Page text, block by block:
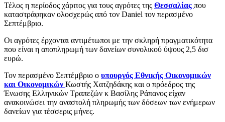
Τέλος η περίοδος χάριτος για τους αγρότες της Θεσσαλίας που
καταστράφηκαν ολοσχερώς από τον Daniel τον περασμένο
Σεπτέμβριο.
Οι αγρότες έρχονται αντιμέτωποι με την σκληρή πραγματικότητα
που είναι η αποπληρωμή των δανείων συνολικού ύψους 2,5 δισ
ευρώ.
Τον περασμένο Σεπτέμβριο ο υπουργός Εθνικής Οικονομικών
και Οικονομικών Κωστής Χατζηδάκης και ο πρόεδρος της
Ένωσης Ελληνικών Τραπεζών κ Βασίλης Ράπανος είχαν
ανακοινώσει την αναστολή πληρωμής των δόσεων των ενήμερων
δανείων για τέσσερις μήνες.